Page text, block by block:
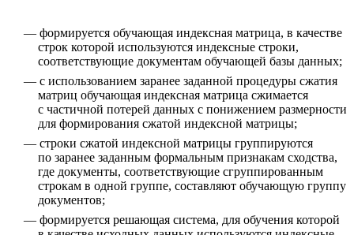
формируется обучающая индексная матрица, в качестве
строк которой используются индексные строки,
соответствующие документам обучающей базы данных;
с использованием заранее заданной процедуры сжатия
матриц обучающая индексная матрица сжимается
с частичной потерей данных с понижением размерности
для формирования сжатой индексной матрицы;
строки сжатой индексной матрицы группируются
по заранее заданным формальным признакам сходства,
где документы, соответствующие сгруппированным
строкам в одной группе, составляют обучающую группу
документов;
формируется решающая система, для обучения которой